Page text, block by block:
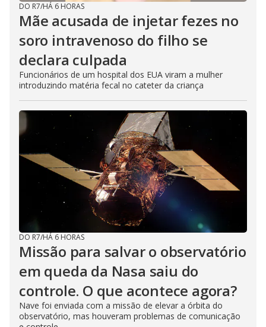
DO R7/HÁ 6 HORAS
Mãe acusada de injetar fezes no
soro intravenoso do filho se
declara culpada
Funcionários de um hospital dos EUA viram a mulher
introduzindo matéria fecal no cateter da criança
DO R7/HÁ 6 HORAS
Missão para salvar o observatório
em queda da Nasa saiu do
controle. O que acontece agora?
Nave foi enviada com a missão de elevar a órbita do
observatório, mas houveram problemas de comunicação